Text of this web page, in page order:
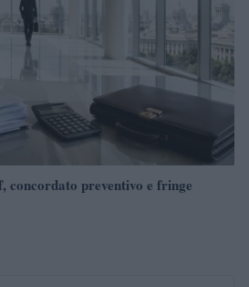
concordato preventivo e fringe